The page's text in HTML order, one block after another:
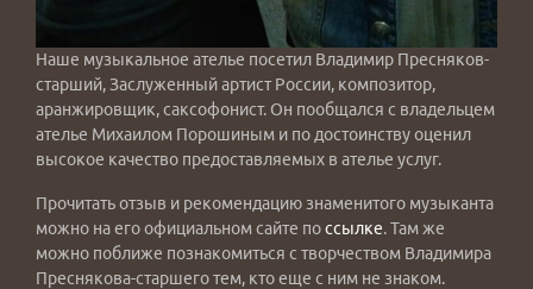
Наше музыкальное ателье посетил Владимир Пресняков-
старший, Заслуженный артист России, композитор,
аранжировщик, саксофонист. Он пообщался с владельцем
ателье Михаилом Порошиным и по достоинству оценил
высокое качество предоставляемых в ателье услуг.
Прочитать отзыв и рекомендацию знаменитого музыканта
можно на его официальном сайте поссылке. Там же
можно поближе познакомиться с творчеством Владимира
Преснякова-старшего тем, кто еще с ним не знаком.